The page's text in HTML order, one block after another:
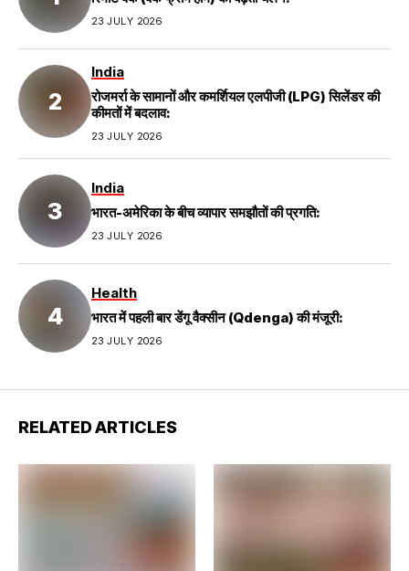
23 JULY 2026
India
रोजमर्रा के सामानों और कमर्शियल एलपीजी (LPG) सिलेंडर की
कीमतों में बदलाव:
23 JULY 2026
India
भारत-अमेरिका के बीच व्यापार समझौतों की प्रगति:
23 JULY 2026
Health
भारत में पहली बार डेंगू वैक्सीन (Qdenga) की मंजूरी:
23 JULY 2026
RELATED ARTICLES